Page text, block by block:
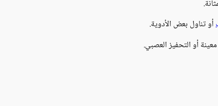
أو تناول بعض الأدوية.
أو التحفيز العصبي.